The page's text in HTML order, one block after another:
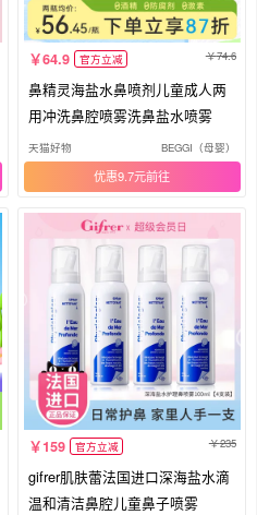
64.9 官方立减 74.6
鼻精灵海盐水鼻喷剂儿童成人两
用冲洗鼻腔喷雾洗鼻盐水喷雾
天猫好物 BEGGI（母婴）
优惠9.7元
159 官方立减 235
gifrer肌肤蕾法国进口深海盐水滴
温和清洁鼻腔儿童鼻子喷雾